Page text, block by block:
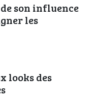
son influence
les
looks des